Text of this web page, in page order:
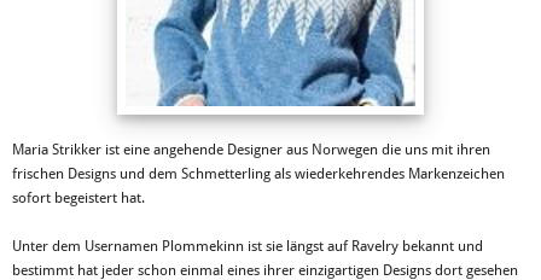
Maria Strikker ist eine angehende Designer aus Norwegen die uns mit ihren
frischen Designs und dem Schmetterling als wiederkehrendes Markenzeichen
sofort begeistert hat.
Unter dem Usernamen Plommekinn ist sie längst auf Ravelry bekannt und
bestimmt hat jeder schon einmal eines ihrer einzigartigen Designs dort gesehen